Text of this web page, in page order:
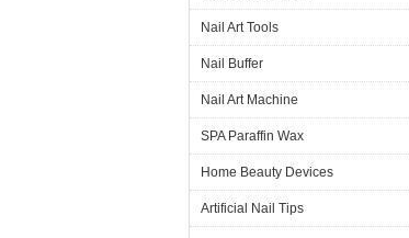
Nail Art Tools
Nail Buffer
Nail Art Machine
SPA Paraffin Wax
Home Beauty Devices
Artificial Nail Tips